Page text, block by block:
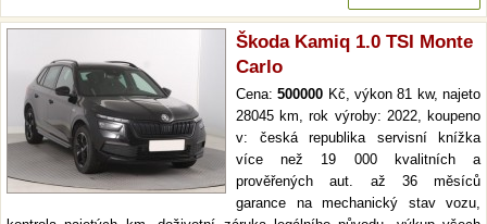
Škoda Kamiq 1.0 TSI Monte
Carlo
Cena:500000 Kč, výkon 81 kw, najeto
28045 km, rok výroby: 2022, koupeno
v: česká republika servisní knížka
více než 19 000 kvalitních a
prověřených aut. až 36 měsíců
garance na mechanický stav vozu,